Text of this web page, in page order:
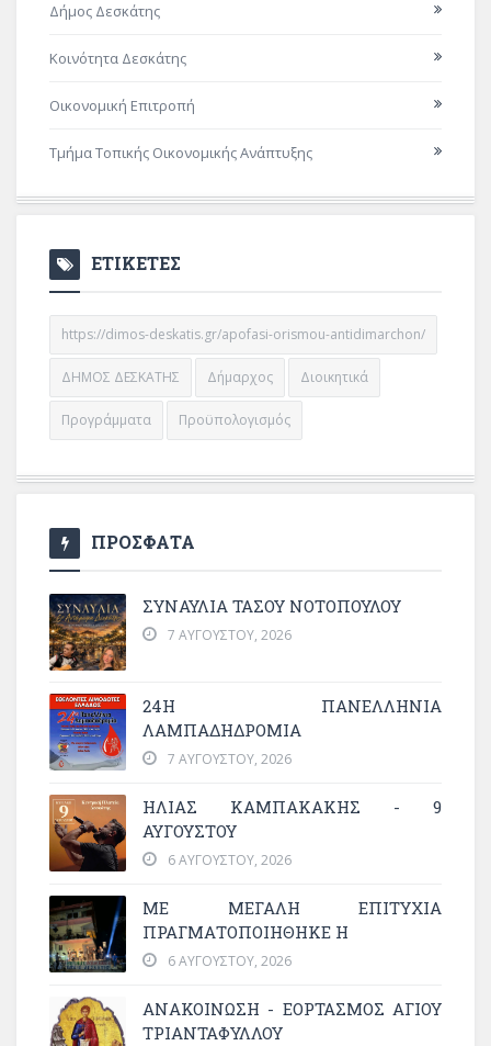
Δήμος Δεσκάτης
Κοινότητα Δεσκάτης
Οικονομική Επιτροπή
Τμήμα Τοπικής Οικονομικής Ανάπτυξης
ΕΤΙΚΕΤΕΣ
https://dimos-deskatis.gr/apofasi-orismou-antidimarchon/
ΔΗΜΟΣ ΔΕΣΚΑΤΗΣ Δήμαρχος Διοικητικά
Προγράμματα Προϋπολογισμός
ΠΡΟΣΦΑΤΑ
ΣΥΝΑΥΛΙΑ ΤΑΣΟΥ ΝΟΤΟΠΟΥΛΟΥ
7 ΑΥΓΟΎΣΤΟΥ, 2026
24Η ΠΑΝΕΛΛΗΝΙΑ
ΛΑΜΠΑΔΗΔΡΟΜΙΑ
7 ΑΥΓΟΎΣΤΟΥ, 2026
ΗΛΙΑΣ ΚΑΜΠΑΚΑΚΗΣ - 9
ΑΥΓΟΥΣΤΟΥ
6 ΑΥΓΟΎΣΤΟΥ, 2026
ΜΕ ΜΕΓΆΛΗ ΕΠΙΤΥΧΊΑ
ΠΡΑΓΜΑΤΟΠΟΙΉΘΗΚΕ Η
6 ΑΥΓΟΎΣΤΟΥ, 2026
ΑΝΑΚΟΙΝΩΣΗ - ΕΟΡΤΑΣΜΟΣ ΑΓΙΟΥ
ΤΡΙΑΝΤΑΦΥΛΛΟΥ